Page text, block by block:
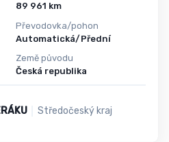
89 961 km
Převodovka/pohon
Automatická/Přední
Země původu
Česká republika
Středočeský kraj